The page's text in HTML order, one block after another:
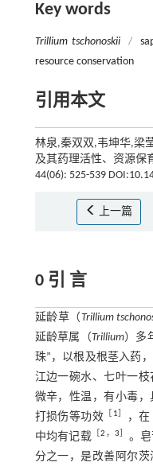
Key words
Trillium tschonoskii /
resource conservation
引用本文
林泉,秦双双,韦坤华,梁
及其药理活性、资源保
44(06): 525-539
上一篇
0 引 言
延龄草（Trillium
延龄草属（Trillium）多
珠”，以根及根茎入药
江边一碗水、七叶一枝
微辛，性温，有小毒
打损伤等功效
1
，
中均有记载 ［2 ，3
。
分之一，是改善阿尔